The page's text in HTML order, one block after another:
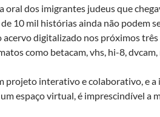
oral dos imigrantes judeus que
10 mil histórias ainda não podem
digitalizado nos próximos
como betacam, vhs, hi-8,
projeto interativo e colaborativo, e
espaço virtual, é imprescindível a